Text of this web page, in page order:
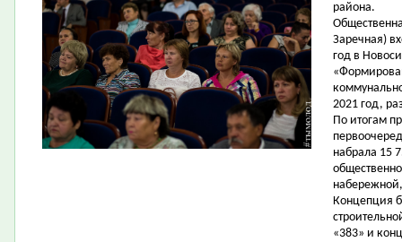
района.
Заречная)
год в
2021 год,
По итогам
набрала 15
Концепция
«383» и